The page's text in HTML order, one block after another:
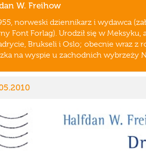
W. Freihow
norweski dziennikarz i wydawca
Font Forlag). Urodził się w Meksyku,
Brukseli i Oslo; obecnie wraz z
na wyspie u zachodnich wybrzeży